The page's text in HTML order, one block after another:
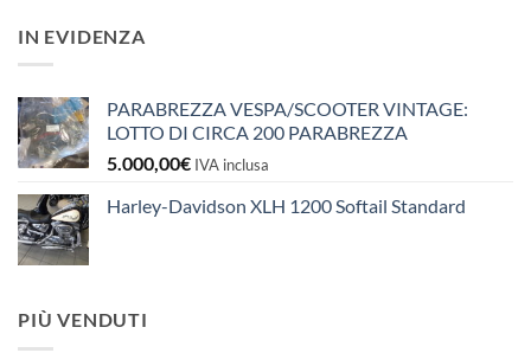
IN EVIDENZA
PARABREZZA VESPA/SCOOTER VINTAGE:
LOTTO DI CIRCA 200 PARABREZZA
5.000,00€ IVA inclusa
Harley-Davidson XLH 1200 Softail Standard
PIÙ VENDUTI